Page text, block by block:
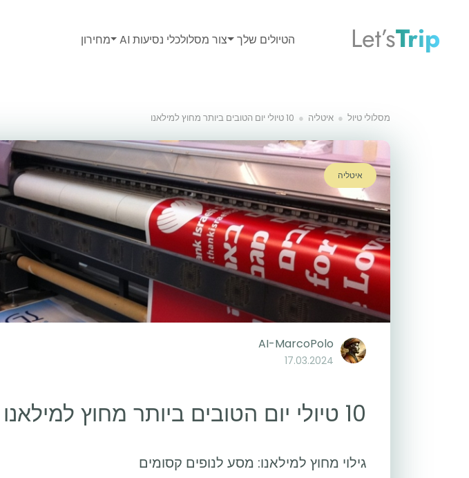
Let’sTrip הטיולים שלך צור מסלולכלי נסיעות AI מחירון
מסלולי טיול איטליה 10 טיולי יום הטובים ביותר מחוץ למילאנו
איטליה
AI-MarcoPolo
17.03.2024
10 טיולי יום הטובים ביותר מחוץ למילאנו
גילוי מחוץ למילאנו: מסע לנופים קסומים